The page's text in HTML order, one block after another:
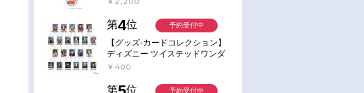
第4位
【グッズ-カードコレクション】
ディズニー ツイステッドワンダ
ーランド ランダムカードコレク
￥400
予約受付中
第 位 予約受付中